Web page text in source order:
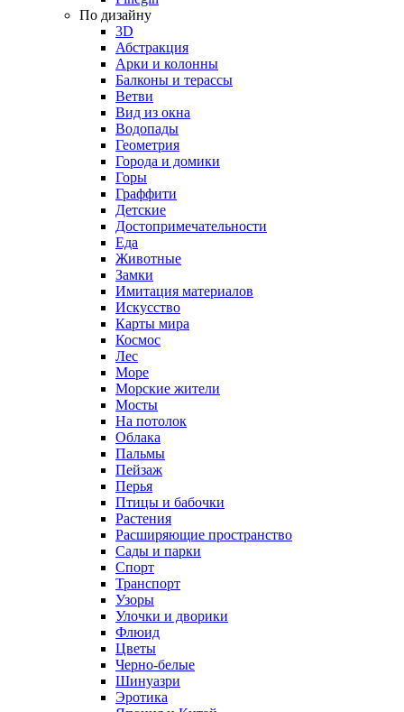
По дизайну
3D
Абстракция
Арки и колонны
Балконы и терассы
Ветви
Вид из окна
Водопады
Геометрия
Города и домики
Горы
Граффити
Детские
Достопримечательности
Еда
Животные
Замки
Имитация материалов
Искусство
Карты мира
Космос
Лес
Море
Морские жители
Мосты
На потолок
Облака
Пальмы
Пейзаж
Перья
Птицы и бабочки
Растения
Расширяющие пространство
Сады и парки
Спорт
Транспорт
Узоры
Улочки и дворики
Флюид
Цветы
Черно-белые
Шинуазри
Эротика